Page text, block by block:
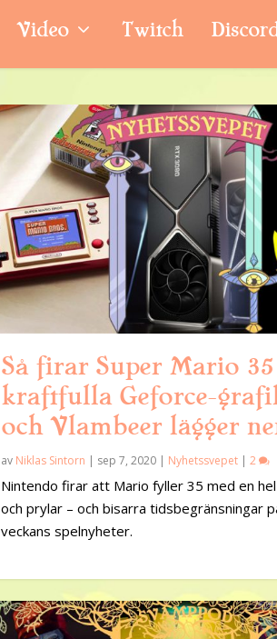
Video Twitch
Så firar Super Mario
kraftfulla Geforce-
och Vlambeer lägger
av Niklas Sintorn | sep 7, 2020| Nyhetssvepet| 2
Nintendo firar att Mario fyller 35 med en
och prylar – och bisarra tidsbegränsningar
veckans spelnyheter.